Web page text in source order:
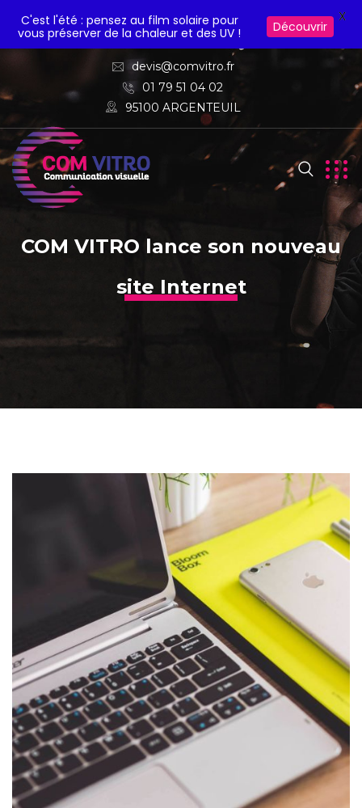
devis@comvitro.fr
01 79 51 04 02
95100 ARGENTEUIL
COM VITRO lance son nouveau
site Internet
C'est l'été : pensez au film solaire pour
vous préserver de la chaleur et des UV !
Découvrir
X